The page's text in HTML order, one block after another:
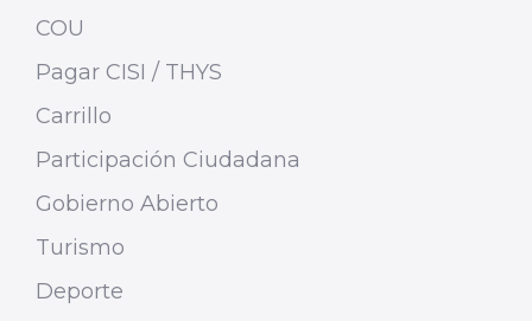
COU
Pagar CISI / THYS
Carrillo
Participación Ciudadana
Gobierno Abierto
Turismo
Deporte